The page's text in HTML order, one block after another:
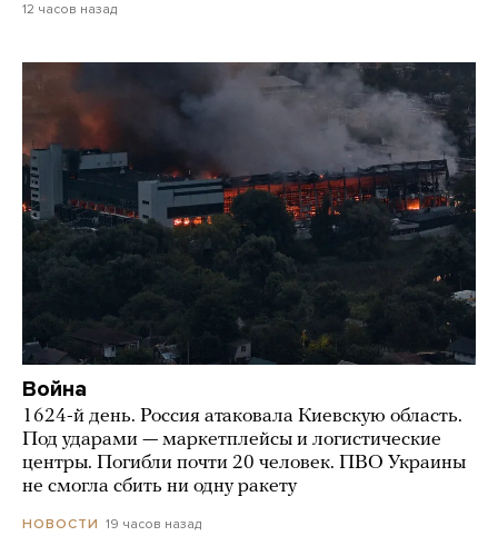
12 часов назад
Война
1624-й день. Россия атаковала Киевскую область.
Под ударами — маркетплейсы и логистические
центры. Погибли почти 20 человек. ПВО Украины
не смогла сбить ни одну ракету
НОВОСТИ 19 часов назад